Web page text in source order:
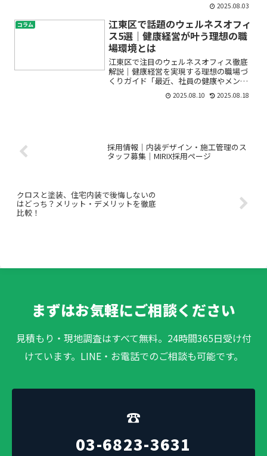
の？」「どの業者に頼めば安心？」な
ど、たくさんの疑問や不安が生まれるも
のです。特に品川区で初めて内装...
2025.08.03
コラム
江東区で話題のウェルネスオフィ
ス5選｜健康経営が叶う理想の職
場環境とは
江東区で注目のウェルネスオフィス徹底
解説｜健康経営を実現する理想の職場づ
くりガイド「最近、社員の健康やメンタ
ルヘルスへの配慮が重要ってよく聞くけ
ど、何から始めればいいのかわからな
2025.08.10 2025.08.18
採用情報｜内装デザイン・施工管理のス
タッフ募集｜MIRIX採用ページ
クロスと塗装、住宅内装で後悔しないの
はどっち？メリット・デメリットを徹底
比較！
まずはお気軽にご相談ください
見積もり・現地調査はすべて無料。24時間365日受け付
けています。LINE・お電話でのご相談も可能です。
☎
03-6823-3631